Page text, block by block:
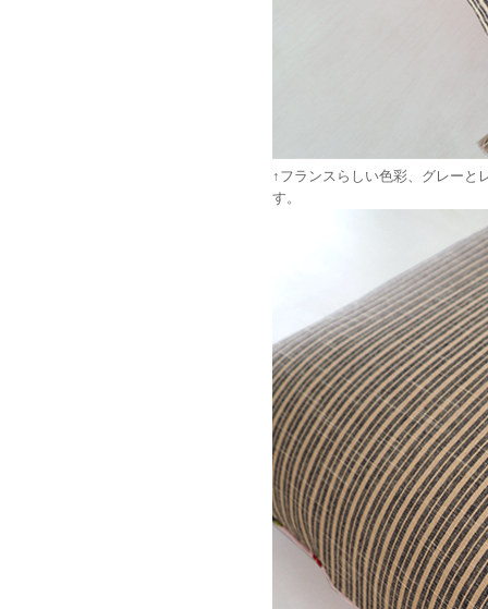
↑フランスらしい色彩、グレーと
す。